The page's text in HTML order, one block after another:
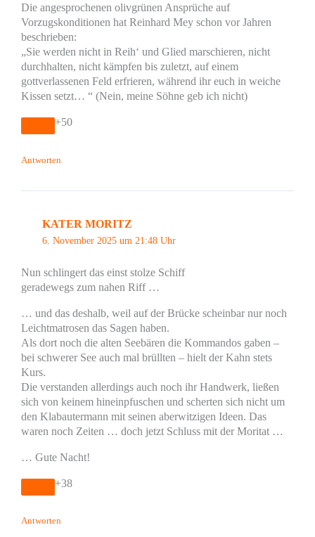
Die angesprochenen olivgrünen Ansprüche auf
Vorzugskonditionen hat Reinhard Mey schon vor Jahren
beschrieben:
„Sie werden nicht in Reih‘ und Glied marschieren, nicht
durchhalten, nicht kämpfen bis zuletzt, auf einem
gottverlassenen Feld erfrieren, während ihr euch in weiche
Kissen setzt… “ (Nein, meine Söhne geb ich nicht)
+50
Antworten
KATER MORITZ
6. November 2025 um 21:48 Uhr
Nun schlingert das einst stolze Schiff
geradewegs zum nahen Riff …
… und das deshalb, weil auf der Brücke scheinbar nur noch
Leichtmatrosen das Sagen haben.
Als dort noch die alten Seebären die Kommandos gaben –
bei schwerer See auch mal brüllten – hielt der Kahn stets
Kurs.
Die verstanden allerdings auch noch ihr Handwerk, ließen
sich von keinem hineinpfuschen und scherten sich nicht um
den Klabautermann mit seinen aberwitzigen Ideen. Das
waren noch Zeiten … doch jetzt Schluss mit der Moritat …
… Gute Nacht!
+38
Antworten